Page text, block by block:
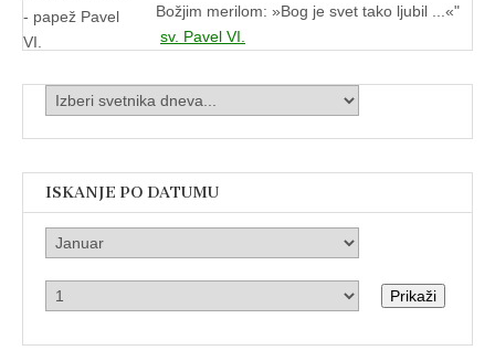
Božjim merilom: »Bog je svet tako ljubil ...«"
sv. Pavel VI.
ISKANJE PO DATUMU
Prikaži